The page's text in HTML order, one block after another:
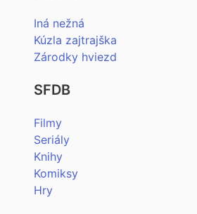
Iná nežná
Kúzla zajtrajška
Zárodky hviezd
SFDB
Filmy
Seriály
Knihy
Komiksy
Hry